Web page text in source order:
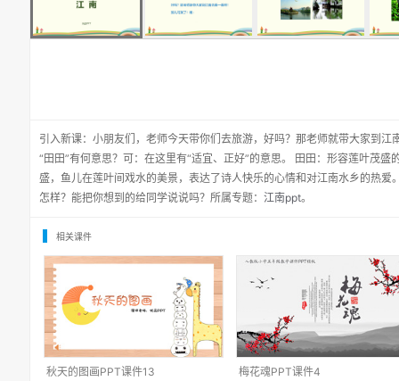
引入新课：小朋友们，老师今天带你们去旅游，好吗？那老师就带大家到江
“田田”有何意思？可：在这里有“适宜、正好”的意思。 田田：形容莲叶茂
盛，鱼儿在莲叶间戏水的美景，表达了诗人快乐的心情和对江南水乡的热
怎样？能把你想到的给同学说说吗？所属专题： 江南ppt。
相关课件
秋天的图画PPT课件13 梅花魂PPT课件4